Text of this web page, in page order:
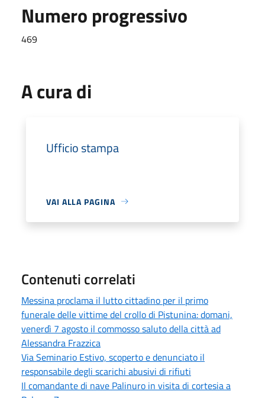
Numero progressivo
469
A cura di
Ufficio stampa
VAI ALLA PAGINA
Contenuti correlati
Messina proclama il lutto cittadino per il primo
funerale delle vittime del crollo di Pistunina: domani,
venerdì 7 agosto il commosso saluto della città ad
Alessandra Frazzica
Via Seminario Estivo, scoperto e denunciato il
responsabile degli scarichi abusivi di rifiuti
Il comandante di nave Palinuro in visita di cortesia a